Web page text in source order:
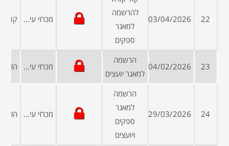
22
03/04/2026
להרשמה
למאגר
ספקים
מכרזי עיריות ומועצות
23
04/02/2026
הרשמה
למאגר יועצים
מכרזי עיריות ומועצות
24
29/03/2026
הרשמה
למאגר
ספקים
ויועצים
מכרזי עיריות ומועצות